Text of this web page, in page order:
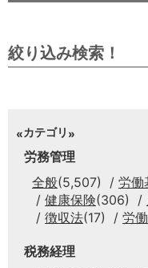
絞り込み検索！
カテゴリ
労務管理
全般(5,507) 労働
健康保険(306)
徴収法(17) 労
税務経理